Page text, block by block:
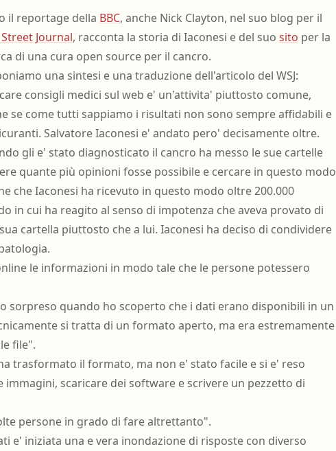
di oftalmologia
Tecnico della riabilitazione
psichiatrica
Tecnico ortopedico
il reportage della BBC, anche Nick Clayton, nel suo blog per il
Journal, racconta la storia di Iaconesi e del suo sito per la
di una cura open source per il cancro.
una sintesi e una traduzione dell'articolo del WSJ:
consigli medici sul web e' un'attivita' piuttosto comune,
se come tutti sappiamo i risultati non sono sempre affidabili e
Salvatore Iaconesi e' andato pero' decisamente oltre.
gli e' stato diagnosticato il cancro ha messo le sue cartelle
quante più opinioni fosse possibile e cercare in questo modo
che Iaconesi ha ricevuto in questo modo oltre 200.000
in cui ha reagito al senso di impotenza che aveva provato di
cartella piuttosto che a lui. Iaconesi ha deciso di condividere
le informazioni in modo tale che le persone potessero
sorpreso quando ho scoperto che i dati erano disponibili in un
si tratta di un formato aperto, ma era estremamente
file".
trasformato il formato, ma non e' stato facile e si e' reso
scaricare dei software e scrivere un pezzetto di
persone in grado di fare altrettanto".
e' iniziata una e vera inondazione di risposte con diverso